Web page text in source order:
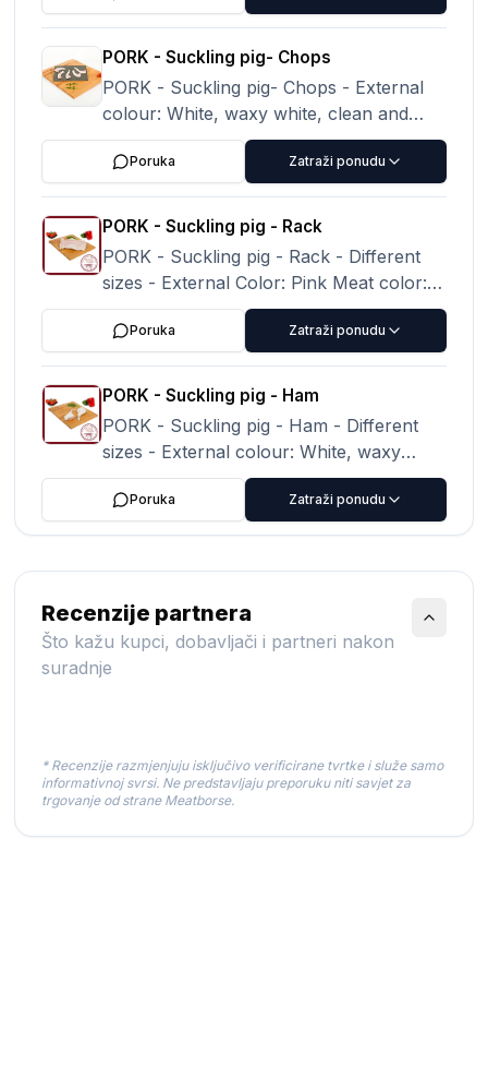
PORK - Suckling pig- Chops
PORK - Suckling pig- Chops - External
colour: White, waxy white, clean and
homogeneous Meat colour: Pale pink,
pale red, pearly
Poruka Zatraži ponudu
PORK - Suckling pig - Rack
PORK - Suckling pig - Rack - Different
sizes - External Color: Pink Meat color:
Pale pink to light red
Poruka Zatraži ponudu
PORK - Suckling pig - Ham
PORK - Suckling pig - Ham - Different
sizes - External colour: White, waxy
white, clean and homogeneous Meat
colour: Pale pink, pale red, pearly
Poruka Zatraži ponudu
Recenzije partnera
Što kažu kupci, dobavljači i partneri nakon
suradnje
* Recenzije razmjenjuju isključivo verificirane tvrtke i služe samo
informativnoj svrsi. Ne predstavljaju preporuku niti savjet za
trgovanje od strane Meatborse.